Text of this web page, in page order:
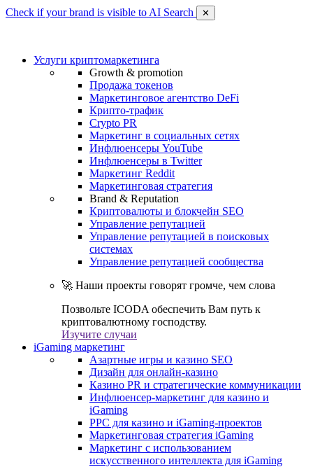
Check if your brand is visible to AI Search ✕
Услуги криптомаркетинга
Growth & promotion
Продажа токенов
Маркетинговое агентство DeFi
Крипто-трафик
Crypto PR
Маркетинг в социальных сетях
Инфлюенсеры YouTube
Инфлюенсеры в Twitter
Маркетинг Reddit
Маркетинговая стратегия
Brand & Reputation
Криптовалюты и блокчейн SEO
Управление репутацией
Управление репутацией в поисковых
системах
Управление репутацией сообщества
🚀 Наши проекты говорят громче, чем слова
Позвольте ICODA обеспечить Вам путь к
криптовалютному господству.
Изучите случаи
iGaming маркетинг
Азартные игры и казино SEO
Дизайн для онлайн-казино
Казино PR и стратегические коммуникации
Инфлюенсер-маркетинг для казино и
iGaming
PPC для казино и iGaming-проектов
Маркетинговая стратегия iGaming
Маркетинг с использованием
искусственного интеллекта для iGaming